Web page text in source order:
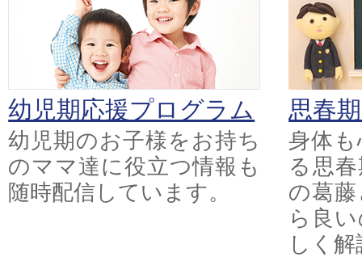
幼児期応援プログラム
幼児期のお子様をお持ち
のママ達に役立つ情報も
随時配信しています。
思春
身体
る思
の葛
ら良
しく